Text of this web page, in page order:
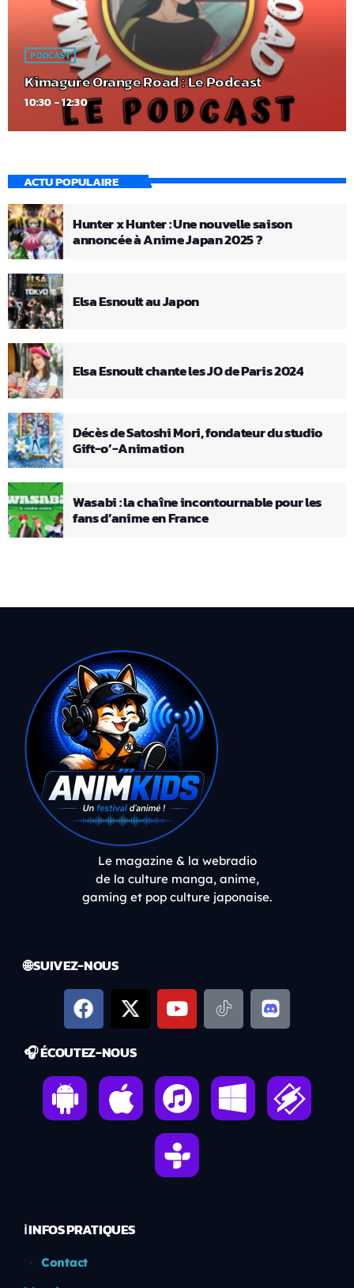
PODCAST
Kimagure Orange Road : Le Podcast
10:30 - 12:30
ACTU POPULAIRE
Hunter x Hunter : Une nouvelle saison
annoncée à Anime Japan 2025 ?
Elsa Esnoult au Japon
Elsa Esnoult chante les JO de Paris 2024
Décès de Satoshi Mori, fondateur du studio
Gift-o’-Animation
Wasabi : la chaîne incontournable pour les
fans d’anime en France
Le magazine & la webradio
de la culture manga, anime,
gaming et pop culture japonaise.
🌐 SUIVEZ-NOUS
🎧 ÉCOUTEZ-NOUS
ℹ️ INFOS PRATIQUES
Contact